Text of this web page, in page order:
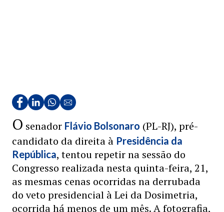
O senador Flávio Bolsonaro (PL-RJ), pré-
candidato da direita à Presidência da
República, tentou repetir na sessão do
Congresso realizada nesta quinta-feira, 21,
as mesmas cenas ocorridas na derrubada
do veto presidencial à Lei da Dosimetria,
ocorrida há menos de um mês. A fotografia,